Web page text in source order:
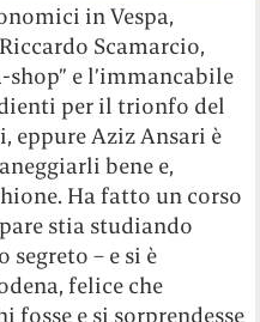
in Vespa,
Scamarcio,
e l’immancabile
per il trionfo del
eppure Aziz Ansari è
bene e,
Ha fatto un corso
stia studiando
segreto – e si è
felice che
fosse e si sorprendesse